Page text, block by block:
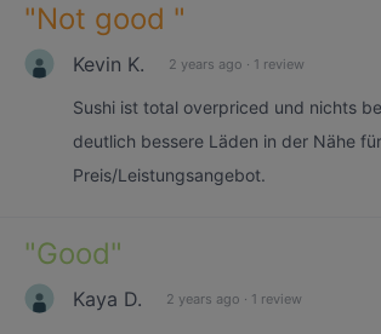
"Not good "
Kevin K. 2 years ago · 1 review
Sushi ist total overpriced und nichts
deutlich bessere Läden in der Nähe
Preis/Leistungsangebot.
"Good"
Kaya D. 2 years ago · 1 review